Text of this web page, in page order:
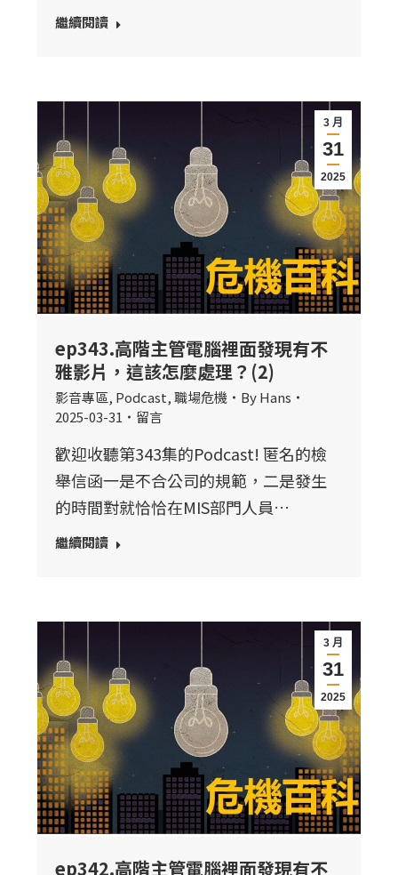
繼續閱讀
3 月
31
2025
ep343.高階主管電腦裡面發現有不
雅影片，這該怎麼處理？(2)
影音專區, Podcast,職場危機 ByHans
2025-03-31
留言
歡迎收聽第343集的Podcast! 匿名的檢
舉信函一是不合公司的規範，二是發生
的時間對就恰恰在MIS部門人員…
繼續閱讀
3 月
31
2025
ep342.高階主管電腦裡面發現有不